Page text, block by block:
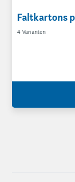
Faltkartons
4 Varianten